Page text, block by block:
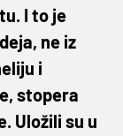
I to je
ne iz
i
stopera
Uložili su u